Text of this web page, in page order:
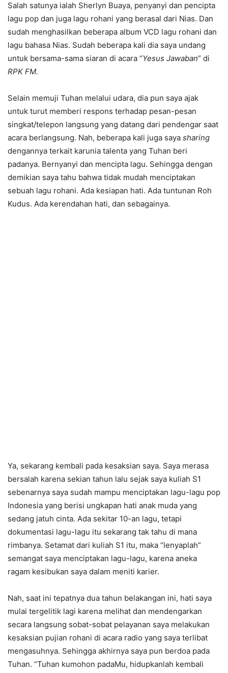
Salah satunya ialah Sherlyn Buaya, penyanyi dan pencipta
lagu pop dan juga lagu rohani yang berasal dari Nias. Dan
sudah menghasilkan beberapa album VCD lagu rohani dan
lagu bahasa Nias. Sudah beberapa kali dia saya undang
untuk bersama-sama siaran di acara “Yesus Jawaban” di
RPK FM.
Selain memuji Tuhan melalui udara, dia pun saya ajak
untuk turut memberi respons terhadap pesan-pesan
singkat/telepon langsung yang datang dari pendengar saat
acara berlangsung. Nah, beberapa kali juga saya sharing
dengannya terkait karunia talenta yang Tuhan beri
padanya. Bernyanyi dan mencipta lagu. Sehingga dengan
demikian saya tahu bahwa tidak mudah menciptakan
sebuah lagu rohani. Ada kesiapan hati. Ada tuntunan Roh
Kudus. Ada kerendahan hati, dan sebagainya.
Ya, sekarang kembali pada kesaksian saya. Saya merasa
bersalah karena sekian tahun lalu sejak saya kuliah S1
sebenarnya saya sudah mampu menciptakan lagu-lagu pop
Indonesia yang berisi ungkapan hati anak muda yang
sedang jatuh cinta. Ada sekitar 10-an lagu, tetapi
dokumentasi lagu-lagu itu sekarang tak tahu di mana
rimbanya. Setamat dari kuliah S1 itu, maka “lenyaplah”
semangat saya menciptakan lagu-lagu, karena aneka
ragam kesibukan saya dalam meniti karier.
Nah, saat ini tepatnya dua tahun belakangan ini, hati saya
mulai tergelitik lagi karena melihat dan mendengarkan
secara langsung sobat-sobat pelayanan saya melakukan
kesaksian pujian rohani di acara radio yang saya terlibat
mengasuhnya. Sehingga akhirnya saya pun berdoa pada
Tuhan. “Tuhan kumohon padaMu, hidupkanlah kembali